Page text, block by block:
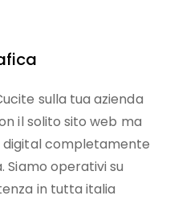
sulla tua azienda
il solito sito web ma
digital completamente
Siamo operativi su
in tutta italia